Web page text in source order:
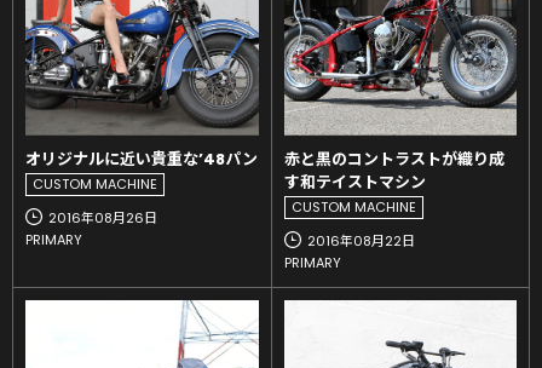
オリジナルに近い貴重な’48パン
CUSTOM MACHINE
2016年08月26日
PRIMARY
赤と黒のコントラストが織り成
す和テイストマシン
CUSTOM MACHINE
2016年08月22日
PRIMARY